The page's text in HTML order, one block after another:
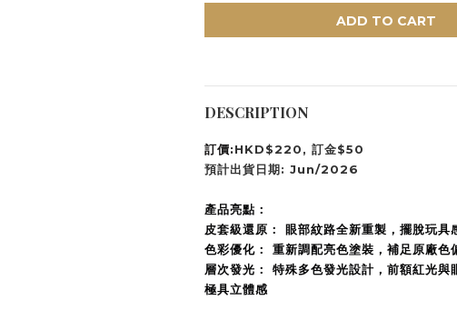
ADD TO CART
DESCRIPTION
訂價:HKD$220, 訂金$50
預計出貨日期: Jun/2026
產品亮點：
皮套級還原： 眼部紋路全新重製，擺脫玩具
色彩優化： 重新調配亮色塗裝，補足原廠色
層次發光： 特殊多色發光設計，前額紅光與
極具立體感